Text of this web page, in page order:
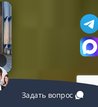
Задать вопрос